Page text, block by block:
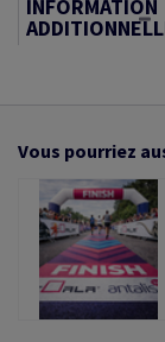
INFORMATION
Vous pourriez